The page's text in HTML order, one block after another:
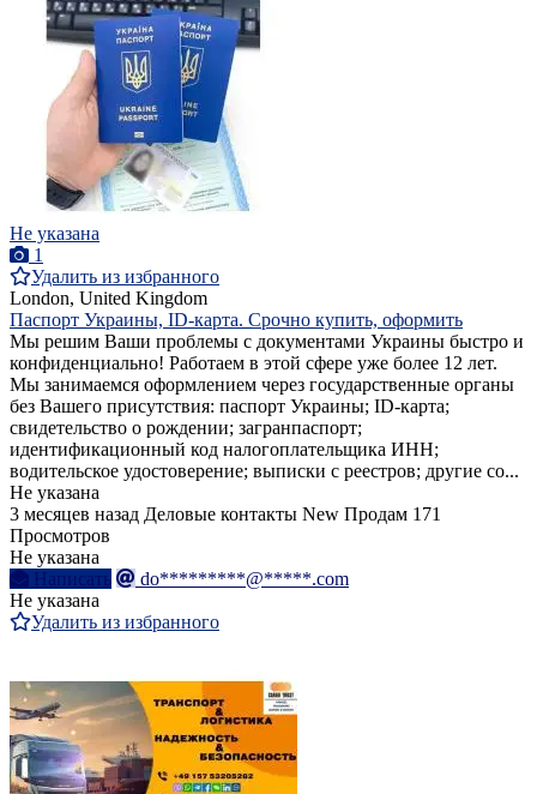
Не указана
1
Удалить из избранного
London, United Kingdom
Паспорт Украины, ID-карта. Срочно купить, оформить
Мы решим Ваши проблемы с документами Украины быстро и
конфиденциально! Работаем в этой сфере уже более 12 лет.
Мы занимаемся оформлением через государственные органы
без Вашего присутствия: паспорт Украины; ID-карта;
свидетельство о рождении; загранпаспорт;
идентификационный код налогоплательщика ИНН;
водительское удостоверение; выписки с реестров; другие со...
Не указана
3 месяцев назад Деловые контакты New Продам 171
Просмотров
Не указана
Написать
do*********@*****.com
Не указана
Удалить из избранного